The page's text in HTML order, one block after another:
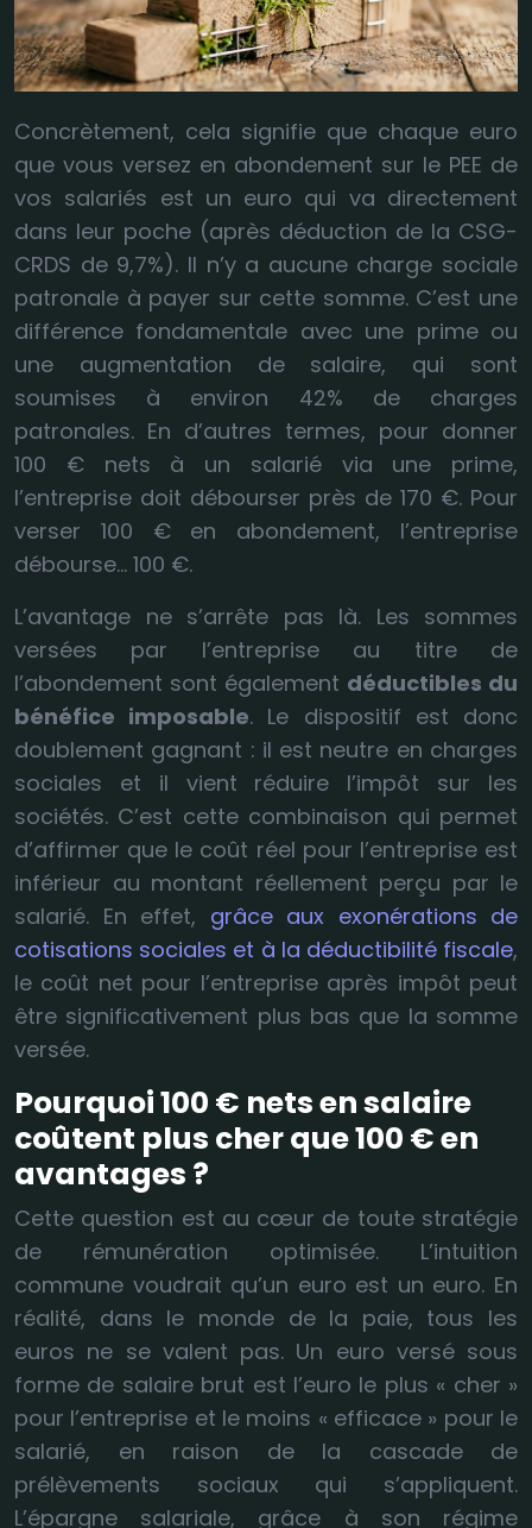
Concrètement, cela signifie que chaque euro
que vous versez en abondement sur le PEE de
vos salariés est un euro qui va directement
dans leur poche (après déduction de la CSG-
CRDS de 9,7%). Il n’y a aucune charge sociale
patronale à payer sur cette somme. C’est une
différence fondamentale avec une prime ou
une augmentation de salaire, qui sont
soumises à environ 42% de charges
patronales. En d’autres termes, pour donner
100 € nets à un salarié via une prime,
l’entreprise doit débourser près de 170 €. Pour
verser 100 € en abondement, l’entreprise
débourse… 100 €.
L’avantage ne s’arrête pas là. Les sommes
versées par l’entreprise au titre de
l’abondement sont également déductibles du
bénéfice imposable. Le dispositif est donc
doublement gagnant : il est neutre en charges
sociales et il vient réduire l’impôt sur les
sociétés. C’est cette combinaison qui permet
d’affirmer que le coût réel pour l’entreprise est
inférieur au montant réellement perçu par le
salarié. En effet, grâce aux exonérations de
cotisations sociales et à la déductibilité fiscale,
le coût net pour l’entreprise après impôt peut
être significativement plus bas que la somme
versée.
Pourquoi 100 € nets en salaire
coûtent plus cher que 100 € en
avantages ?
Cette question est au cœur de toute stratégie
de rémunération optimisée. L’intuition
commune voudrait qu’un euro est un euro. En
réalité, dans le monde de la paie, tous les
euros ne se valent pas. Un euro versé sous
forme de salaire brut est l’euro le plus « cher »
pour l’entreprise et le moins « efficace » pour le
salarié, en raison de la cascade de
prélèvements sociaux qui s’appliquent.
L’épargne salariale, grâce à son régime